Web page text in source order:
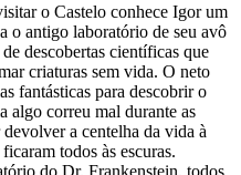
o Castelo conhece Igor um
o antigo laboratório de seu avô
descobertas científicas que
criaturas sem vida. O neto
fantásticas para descobrir o
algo correu mal durante as
a centelha da vida à
todos às escuras.